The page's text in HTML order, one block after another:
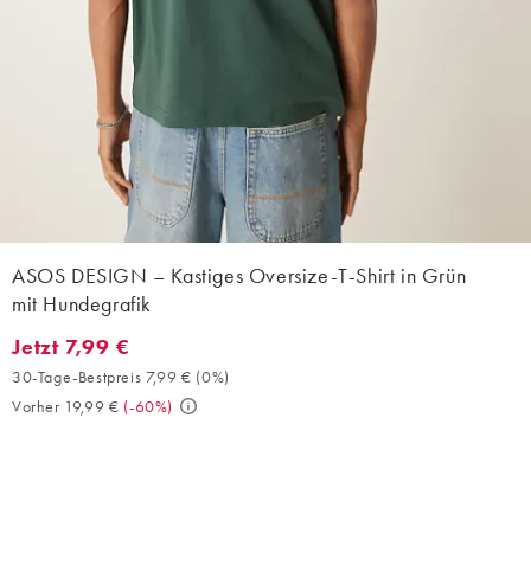
ASOS DESIGN – Kastiges Oversize-T-Shirt in Grün
mit Hundegrafik
Jetzt 7,99 €. 30-Tage-Bestpreis 7,99 € (0%). Vorher 19,99 €. (-
Jetzt 7,99 €
30-Tage-Bestpreis 7,99 € (0%)
Vorher 19,99 € (-60%)